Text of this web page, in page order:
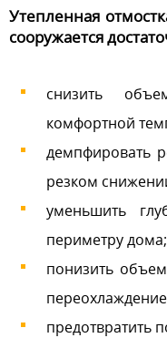
Утепленная
сооружается
снизить
комфортной
демпфировать
резком
уменьшить
периметру дома;
понизить
предотвратить